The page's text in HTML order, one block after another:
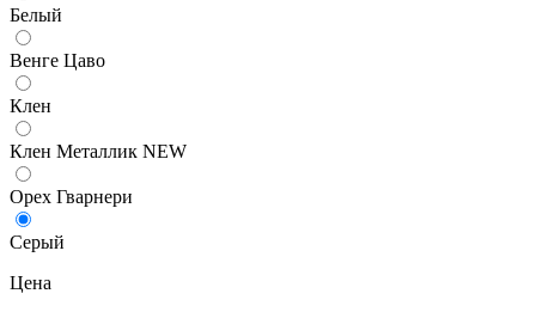
Белый
Венге Цаво
Клен
Клен Металлик NEW
Орех Гварнери
Серый
Цена